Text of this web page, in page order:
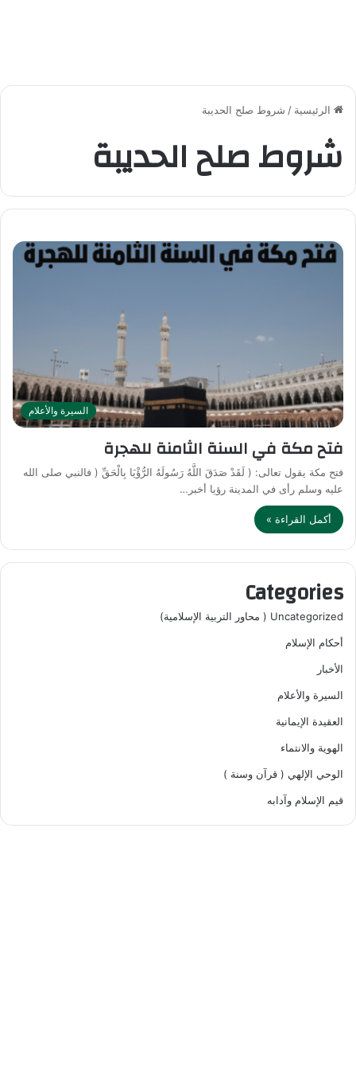
الرئيسية / شروط صلح الحديبة
شروط صلح الحديبة
السيرة والأعلام
فتح مكة في السنة الثامنة للهجرة
فتح مكة يقول تعالى: ( لَقَدْ صَدَقَ اللَّهُ رَسُولَهُ الرُّؤْيَا بِالْحَقِّ ( فالنبي صلى الله
عليه وسلم رأى في المدينة رؤيا أخبر…
أكمل القراءة »
Categories
Uncategorized ( محاور التربية الإسلامية)
أحكام الإسلام
الأخبار
السيرة والأعلام
العقيدة الإيمانية
الهوية والانتماء
الوحي الإلهي ( قرآن وسنة )
قيم الإسلام وآدابه